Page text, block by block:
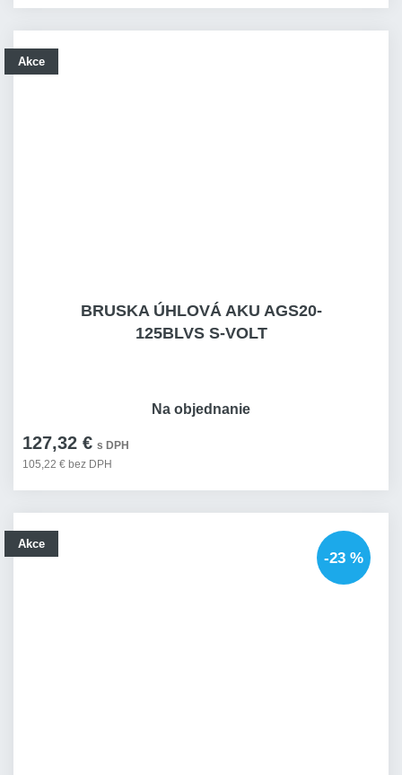
Akce
BRUSKA ÚHLOVÁ AKU AGS20-
125BLVS S-VOLT
127,32 € s DPH
105,22 € bez DPH
Na objednanie
Akce
-23 %